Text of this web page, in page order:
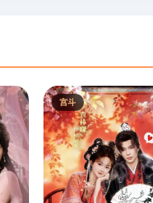
宫斗